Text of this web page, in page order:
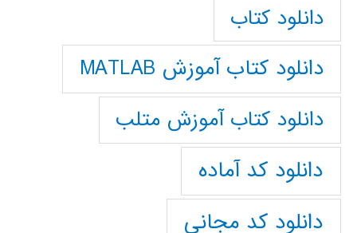
دانلود کتاب
دانلود کتاب آموزش MATLAB
دانلود کتاب آموزش متلب
دانلود کد آماده
دانلود کد مجانی